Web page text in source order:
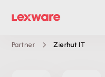
Partner Zierhut IT